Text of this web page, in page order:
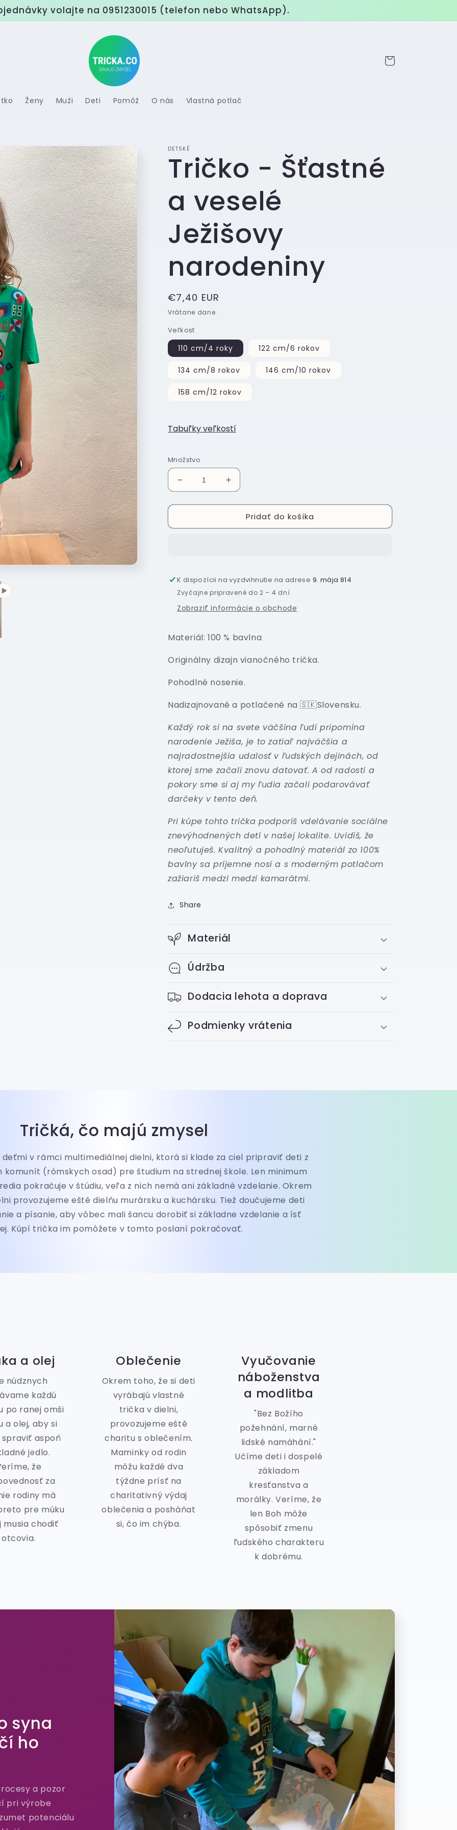
volajte na 0951230015 (telefon nebo WhatsApp).
Ženy Muži Deti Pomôž O nás Vlastná potlač
Košík
DETSKÉ
Tričko - Šťastné
a veselé
Ježišovy
narodeniny
Normálna
cena
€7,40 EUR
Vrátane dane.
Veľkost
110 cm/4 roky 122 cm/6 rokov
134 cm/8 rokov 146 cm/10 rokov
158 cm/12 rokov
Tabuľky veľkostí
Množstvo
množstvo
pre
-
narodeniny
Zvýšiť
množstvo
pre
Tričko
-
narodeniny
Pridať do košíka
K dispozícii na vyzdvihnutie na adrese 9. mája 814
Zvyčajne pripravené do 2 – 4 dní
Zobraziť informácie o obchode
Materiál: 100 % bavlna
Originálny dizajn vianočného trička.
Pohodlné nosenie.
Nadizajnované a potlačené na 🇸🇰Slovensku.
Každý rok si na svete väčšina ľudí pripomína
narodenie Ježiša, je to zatiaľ najväčšia a
najradostnejšia udalosť v ľudských dejinách, od
ktorej sme začali znovu datovať. A od radosti a
pokory sme si aj my ľudia začali podarovávať
darčeky v tento deň.
Pri kúpe tohto trička podporíš vdelávanie sociálne
znevýhodnených detí v našej lokalite. Uvidíš, že
neoľutuješ. Kvalitný a pohodlný materiál zo 100%
bavlny sa príjemne nosí a s moderným potlačom
zažiariš medzi medzi kamarátmi.
Share
Materiál
Údržba
Dodacia lehota a doprava
Podmienky vrátenia
Tričká, čo majú zmysel
v rámci multimediálnej dielni, ktorá si klade za ciel pripraviť deti z
komunít (rómskych osad) pre študium na strednej škole. Len minimum
pokračuje v štúdiu, veľa z nich nemá ani základné vzdelanie. Okrem
provozujeme eště dielňu murársku a kuchársku. Tiež doučujeme deti
a písanie, aby vôbec mali šancu dorobiť si základne vzdelanie a ísť
Kúpí trička im pomôžete v tomto poslaní pokračovať.
a olej
núdznych
každú
po ranej omši
a olej, aby si
aspoň
jedlo.
že
za
rodiny má
pre múku
musia chodiť
otcovia.
Oblečenie
Okrem toho, že si deti
vyrábajú vlastné
trička v dielni,
provozujeme eště
charitu s oblečením.
Maminky od rodin
môžu každé dva
týždne prísť na
charitativný výdaj
oblečenia a posháňat
si, čo im chýba.
Vyučovanie
náboženstva
a modlitba
"Bez Božího
požehnání, marné
lidské namáhání."
Učíme deti i dospelé
základom
kresťanstva a
morálky. Veríme, že
len Boh môže
spôsobiť zmenu
ľudského charakteru
k dobrému.
syna
ho
a pozor
pri výrobe
potenciálu